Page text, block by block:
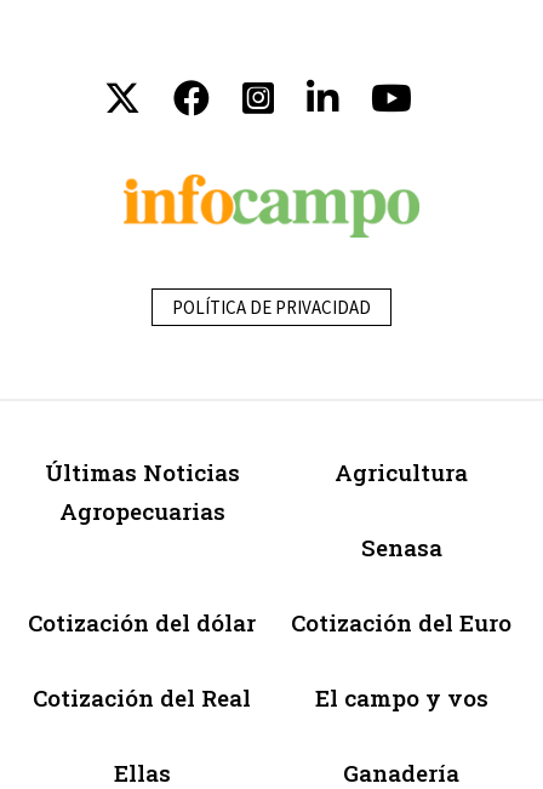
POLÍTICA DE PRIVACIDAD
Últimas Noticias
Agropecuarias
Agricultura
Senasa
Cotización del dólar Cotización del Euro
Cotización del Real El campo y vos
Ellas Ganadería